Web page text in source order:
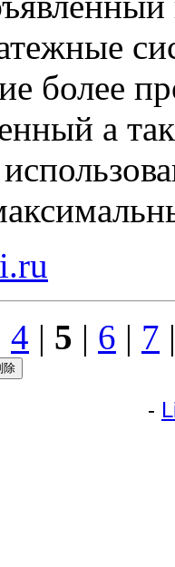
более
а
4 | 5 | 6 | 7
-